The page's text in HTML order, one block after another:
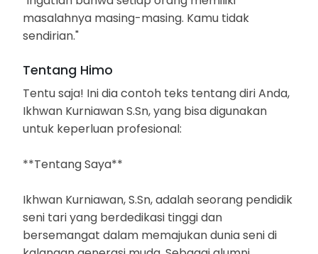
masalahnya masing-masing. Kamu tidak
sendirian."
Tentang Himo
Tentu saja! Ini dia contoh teks tentang diri Anda,
Ikhwan Kurniawan S.Sn, yang bisa digunakan
untuk keperluan profesional:
**Tentang Saya**
Ikhwan Kurniawan, S.Sn, adalah seorang pendidik
seni tari yang berdedikasi tinggi dan
bersemangat dalam memajukan dunia seni di